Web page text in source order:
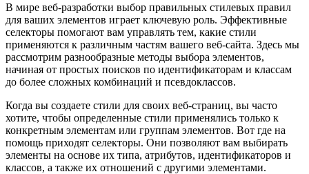
В мире веб-разработки выбор правильных стилевых правил
для ваших элементов играет ключевую роль. Эффективные
селекторы помогают вам управлять тем, какие стили
применяются к различным частям вашего веб-сайта. Здесь мы
рассмотрим разнообразные методы выбора элементов,
начиная от простых поисков по идентификаторам и классам
до более сложных комбинаций и псевдоклассов.
Когда вы создаете стили для своих веб-страниц, вы часто
хотите, чтобы определенные стили применялись только к
конкретным элементам или группам элементов. Вот где на
помощь приходят селекторы. Они позволяют вам выбирать
элементы на основе их типа, атрибутов, идентификаторов и
классов, а также их отношений с другими элементами.